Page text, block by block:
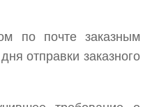
по почте заказным
отправки заказного